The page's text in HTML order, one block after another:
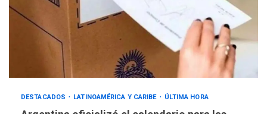
DESTACADOS LATINOAMÉRICA Y CARIBE ÚLTIMA HORA
ÚLTIMA HORA
Hutíes de Yemen dicen que